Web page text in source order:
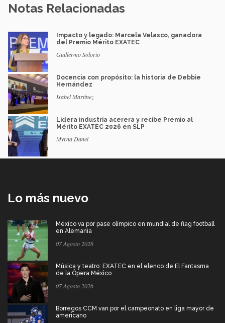
Notas Relacionadas
Impacto y legado: Marcela Velasco, ganadora
del Premio Mérito EXATEC
Guillermo Solorio
Docencia con propósito: la historia de Debbie
Hernández
Isabel Martínez
Lidera industria acerera y recibe Premio al
Mérito EXATEC 2026 en SLP
Myrna Danel
Lo más nuevo
México va por pase olímpico en mundial de flag football
en Alemania
07 Agosto 2026
Música y teatro: EXATEC en el elenco de El Fantasma
de la Ópera México
07 Agosto 2026
Borregos CCM van por el campeonato en liga mayor de
americano